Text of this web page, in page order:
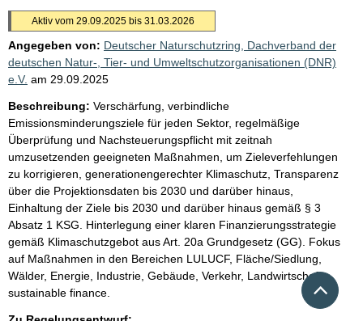
Aktiv vom 29.09.2025 bis 31.03.2026
Angegeben von: Deutscher Naturschutzring, Dachverband der
deutschen Natur-, Tier- und Umweltschutzorganisationen (DNR)
e.V. am 29.09.2025
Beschreibung: Verschärfung, verbindliche
Emissionsminderungsziele für jeden Sektor, regelmäßige
Überprüfung und Nachsteuerungspflicht mit zeitnah
umzusetzenden geeigneten Maßnahmen, um Zieleverfehlungen
zu korrigieren, generationengerechter Klimaschutz, Transparenz
über die Projektionsdaten bis 2030 und darüber hinaus,
Einhaltung der Ziele bis 2030 und darüber hinaus gemäß § 3
Absatz 1 KSG. Hinterlegung einer klaren Finanzierungsstrategie
gemäß Klimaschutzgebot aus Art. 20a Grundgesetz (GG). Fokus
auf Maßnahmen in den Bereichen LULUCF, Fläche/Siedlung,
Wälder, Energie, Industrie, Gebäude, Verkehr, Landwirtschaft,
sustainable finance.